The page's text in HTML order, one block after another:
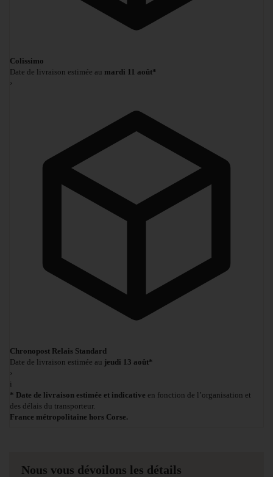
Colissimo
Date de livraison estimée au mardi 11 août*
›
Chronopost Relais Standard
Date de livraison estimée au jeudi 13 août*
›
i
* Date de livraison estimée et indicative en fonction de l’organisation et
des délais du transporteur.
France métropolitaine hors Corse.
Nous vous dévoilons les détails